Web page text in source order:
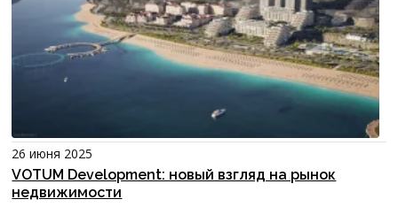
26 июня 2025
VOTUM Development: новый взгляд на рынок
недвижимости